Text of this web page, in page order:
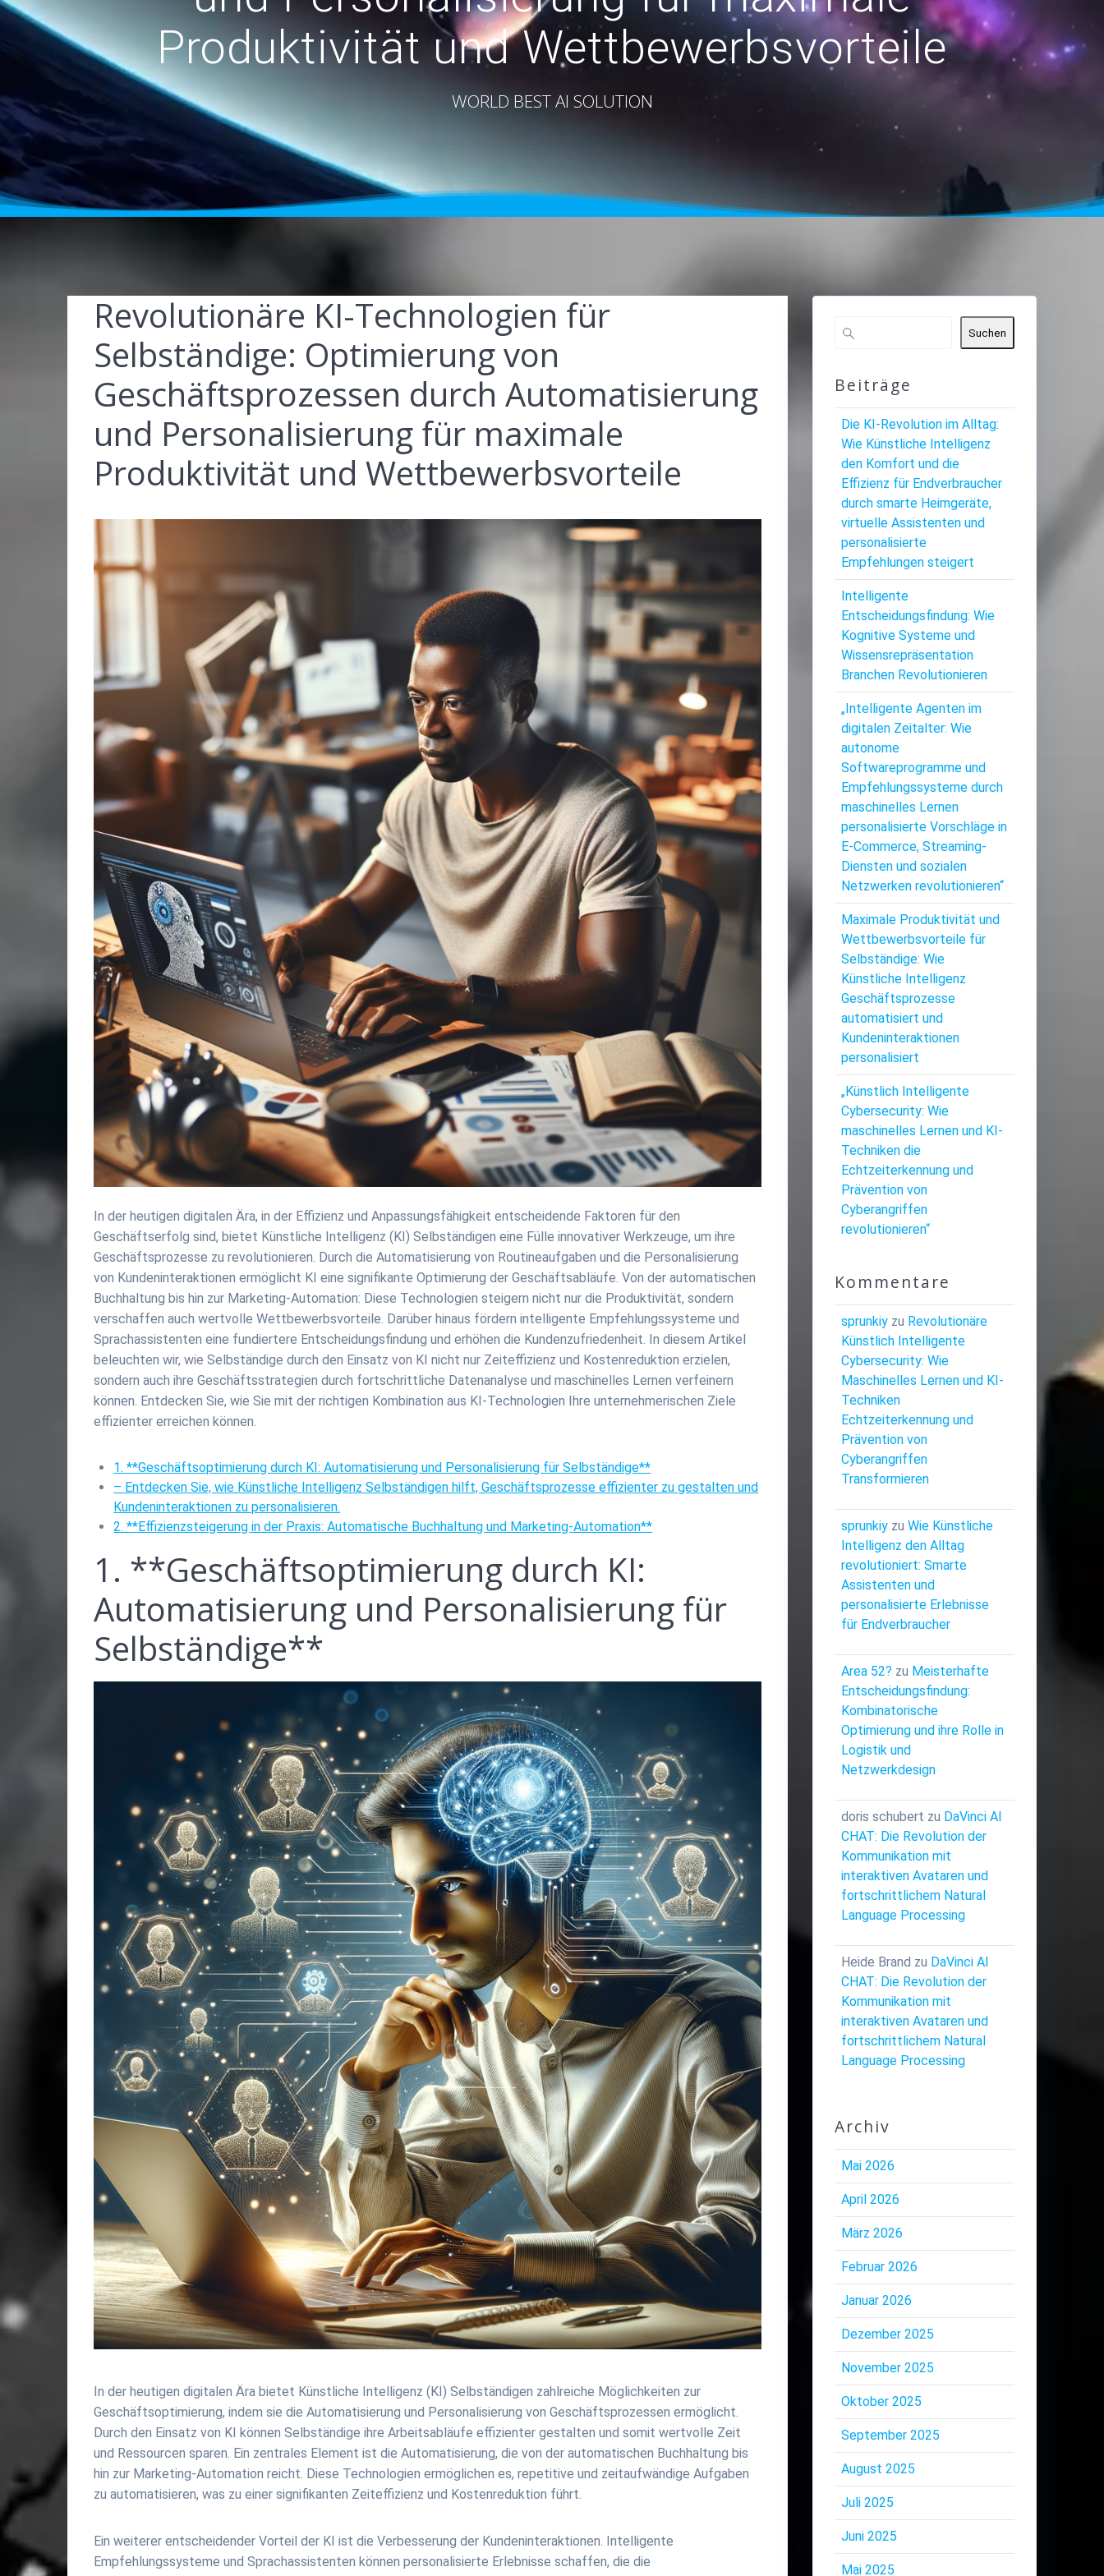
Produktivität und Wettbewerbsvorteile
WORLD BEST AI SOLUTION
Revolutionäre KI-Technologien für
Selbständige: Optimierung von
Geschäftsprozessen durch Automatisierung
und Personalisierung für maximale
Produktivität und Wettbewerbsvorteile
In der heutigen digitalen Ära, in der Effizienz und Anpassungsfähigkeit entscheidende Faktoren für den
Geschäftserfolg sind, bietet Künstliche Intelligenz (KI) Selbständigen eine Fülle innovativer Werkzeuge, um ihre
Geschäftsprozesse zu revolutionieren. Durch die Automatisierung von Routineaufgaben und die Personalisierung
von Kundeninteraktionen ermöglicht KI eine signifikante Optimierung der Geschäftsabläufe. Von der automatischen
Buchhaltung bis hin zur Marketing-Automation: Diese Technologien steigern nicht nur die Produktivität, sondern
verschaffen auch wertvolle Wettbewerbsvorteile. Darüber hinaus fördern intelligente Empfehlungssysteme und
Sprachassistenten eine fundiertere Entscheidungsfindung und erhöhen die Kundenzufriedenheit. In diesem Artikel
beleuchten wir, wie Selbständige durch den Einsatz von KI nicht nur Zeiteffizienz und Kostenreduktion erzielen,
sondern auch ihre Geschäftsstrategien durch fortschrittliche Datenanalyse und maschinelles Lernen verfeinern
können. Entdecken Sie, wie Sie mit der richtigen Kombination aus KI-Technologien Ihre unternehmerischen Ziele
effizienter erreichen können.
1. **Geschäftsoptimierung durch KI: Automatisierung und Personalisierung für Selbständige**
– Entdecken Sie, wie Künstliche Intelligenz Selbständigen hilft, Geschäftsprozesse effizienter zu gestalten und
Kundeninteraktionen zu personalisieren.
2. **Effizienzsteigerung in der Praxis: Automatische Buchhaltung und Marketing-Automation**
1. **Geschäftsoptimierung durch KI:
Automatisierung und Personalisierung für
Selbständige**
In der heutigen digitalen Ära bietet Künstliche Intelligenz (KI) Selbständigen zahlreiche Möglichkeiten zur
Geschäftsoptimierung, indem sie die Automatisierung und Personalisierung von Geschäftsprozessen ermöglicht.
Durch den Einsatz von KI können Selbständige ihre Arbeitsabläufe effizienter gestalten und somit wertvolle Zeit
und Ressourcen sparen. Ein zentrales Element ist die Automatisierung, die von der automatischen Buchhaltung bis
hin zur Marketing-Automation reicht. Diese Technologien ermöglichen es, repetitive und zeitaufwändige Aufgaben
zu automatisieren, was zu einer signifikanten Zeiteffizienz und Kostenreduktion führt.
Ein weiterer entscheidender Vorteil der KI ist die Verbesserung der Kundeninteraktionen. Intelligente
Empfehlungssysteme und Sprachassistenten können personalisierte Erlebnisse schaffen, die die
Suchen
Beiträge
Die KI-Revolution im Alltag:
Wie Künstliche Intelligenz
den Komfort und die
Effizienz für Endverbraucher
durch smarte Heimgeräte,
virtuelle Assistenten und
personalisierte
Empfehlungen steigert
Intelligente
Entscheidungsfindung: Wie
Kognitive Systeme und
Wissensrepräsentation
Branchen Revolutionieren
„Intelligente Agenten im
digitalen Zeitalter: Wie
autonome
Softwareprogramme und
Empfehlungssysteme durch
maschinelles Lernen
personalisierte Vorschläge in
E-Commerce, Streaming-
Diensten und sozialen
Netzwerken revolutionieren“
Maximale Produktivität und
Wettbewerbsvorteile für
Selbständige: Wie
Künstliche Intelligenz
Geschäftsprozesse
automatisiert und
Kundeninteraktionen
personalisiert
„Künstlich Intelligente
Cybersecurity: Wie
maschinelles Lernen und KI-
Techniken die
Echtzeiterkennung und
Prävention von
Cyberangriffen
revolutionieren“
Kommentare
sprunkiyzu Revolutionäre
Künstlich Intelligente
Cybersecurity: Wie
Maschinelles Lernen und KI-
Techniken
Echtzeiterkennung und
Prävention von
Cyberangriffen
Transformieren
sprunkiyzu Wie Künstliche
Intelligenz den Alltag
revolutioniert: Smarte
Assistenten und
personalisierte Erlebnisse
für Endverbraucher
Area 52? zu Meisterhafte
Entscheidungsfindung:
Kombinatorische
Optimierung und ihre Rolle in
Logistik und
Netzwerkdesign
doris schubert zu DaVinci AI
CHAT: Die Revolution der
Kommunikation mit
interaktiven Avataren und
fortschrittlichem Natural
Language Processing
Heide Brand zu DaVinci AI
CHAT: Die Revolution der
Kommunikation mit
interaktiven Avataren und
fortschrittlichem Natural
Language Processing
Archiv
Mai 2026
April 2026
März 2026
Februar 2026
Januar 2026
Dezember 2025
November 2025
Oktober 2025
September 2025
August 2025
Juli 2025
Juni 2025
Mai 2025